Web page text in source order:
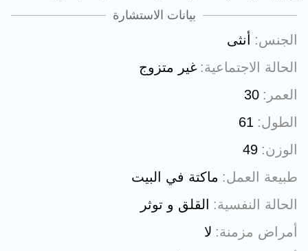
بيانات الاستشارة
الجنس
أنثى
الحالة الاجتماعية غير متزوج
العمر
30
الطول 61
الوزن 49
طبيعة العمل
ماكتة في البيت
الحالة النفسية
القلق و توثر
أمراض مزمنة لا